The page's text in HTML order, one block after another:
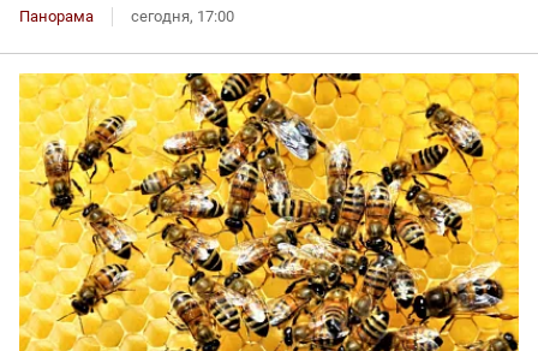
Панорама сегодня, 17:00